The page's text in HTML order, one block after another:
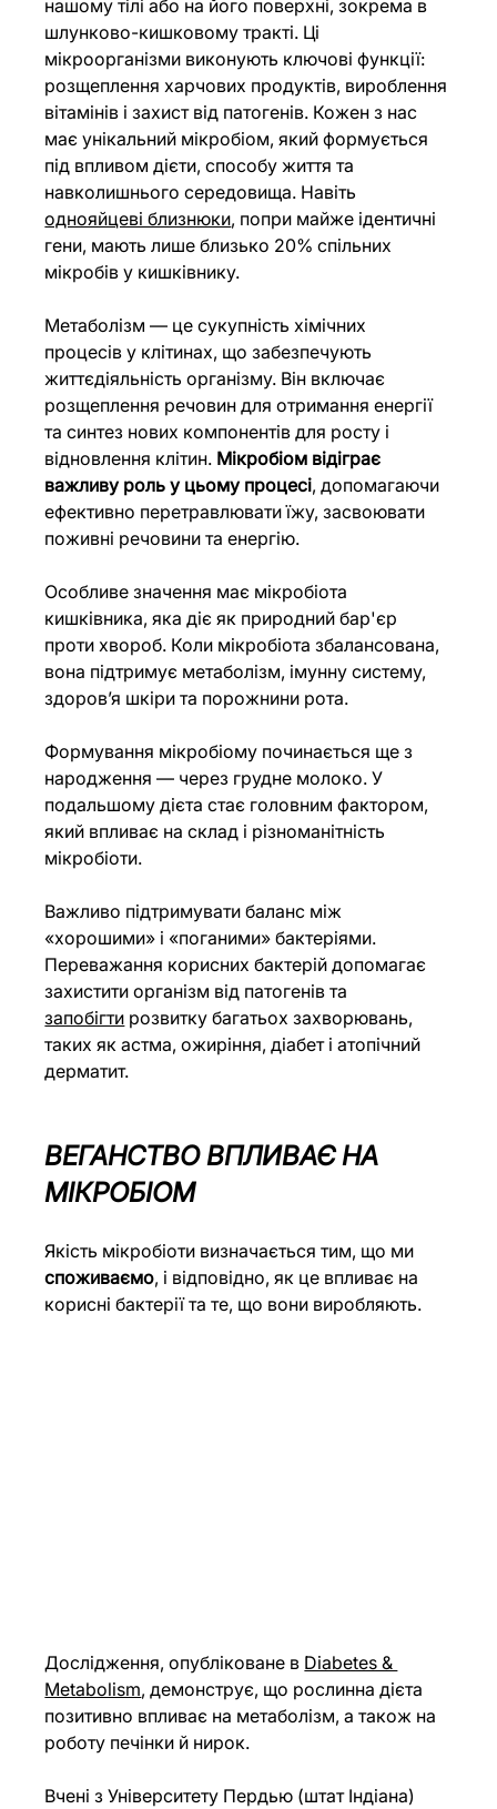
нашому тілі або на його поверхні, зокрема в
шлунково-кишковому тракті. Ці
мікроорганізми виконують ключові функції:
розщеплення харчових продуктів, вироблення
вітамінів і захист від патогенів. Кожен з нас
має унікальний мікробіом, який формується
під впливом дієти, способу життя та
навколишнього середовища. Навіть
однояйцеві близнюки, попри майже ідентичні
гени, мають лише близько 20% спільних
мікробів у кишківнику.
Метаболізм — це сукупність хімічних
процесів у клітинах, що забезпечують
життєдіяльність організму. Він включає
розщеплення речовин для отримання енергії
та синтез нових компонентів для росту і
відновлення клітин. Мікробіом відіграє
важливу роль у цьому процесі, допомагаючи
ефективно перетравлювати їжу, засвоювати
поживні речовини та енергію.
Особливе значення має мікробіота
кишківника, яка діє як природний бар'єр
проти хвороб. Коли мікробіота збалансована,
вона підтримує метаболізм, імунну систему,
здоров’я шкіри та порожнини рота.
Формування мікробіому починається ще з
народження — через грудне молоко. У
подальшому дієта стає головним фактором,
який впливає на склад і різноманітність
мікробіоти.
Важливо підтримувати баланс між
«хорошими» і «поганими» бактеріями.
Переважання корисних бактерій допомагає
захистити організм від патогенів та
запобігти розвитку багатьох захворювань,
таких як астма, ожиріння, діабет і атопічний
дерматит.
ВЕГАНСТВО ВПЛИВАЄ НА
МІКРОБІОМ
Якість мікробіоти визначається тим, що ми
споживаємо, і відповідно, як це впливає на
корисні бактерії та те, що вони виробляють.
Дослідження, опубліковане в Diabetes &
Metabolism, демонструє, що рослинна дієта
позитивно впливає на метаболізм, а також на
роботу печінки й нирок.
Вчені з Університету Пердью (штат Індіана)